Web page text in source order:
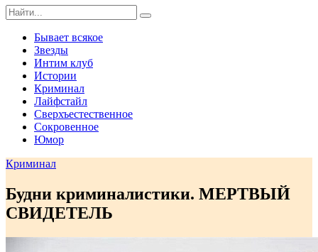
Бывает всякое
Звезды
Интим клуб
Истории
Криминал
Лайфстайл
Сверхъестественное
Сокровенное
Юмор
Криминал
Будни криминалистики. МЕРТВЫЙ
СВИДЕТЕЛЬ